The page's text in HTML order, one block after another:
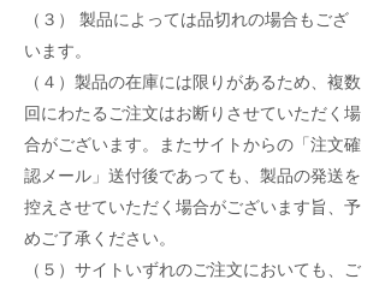
（３） 製品によっては品切れの場合もござ
います。
（４）製品の在庫には限りがあるため、複数
回にわたるご注文はお断りさせていただく場
合がございます。またサイトからの「注文確
認メール」送付後であっても、製品の発送を
控えさせていただく場合がございます旨、予
めご了承ください。
（５）サイトいずれのご注文においても、ご